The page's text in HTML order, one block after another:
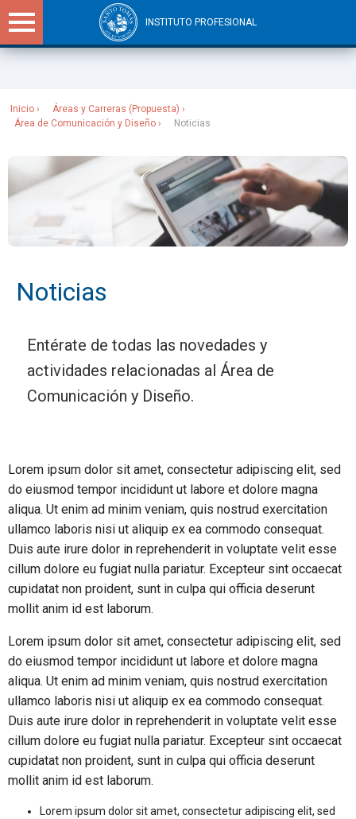
INSTITUTO PROFESIONAL
Inicio
Áreas y Carreras (Propuesta)
Área de Comunicación y Diseño
Noticias
Noticias
Entérate de todas las novedades y
actividades relacionadas al Área de
Comunicación y Diseño.
Lorem ipsum dolor sit amet, consectetur adipiscing elit, sed
do eiusmod tempor incididunt ut labore et dolore magna
aliqua. Ut enim ad minim veniam, quis nostrud exercitation
ullamco laboris nisi ut aliquip ex ea commodo consequat.
Duis aute irure dolor in reprehenderit in voluptate velit esse
cillum dolore eu fugiat nulla pariatur. Excepteur sint occaecat
cupidatat non proident, sunt in culpa qui officia deserunt
mollit anim id est laborum.
Lorem ipsum dolor sit amet, consectetur adipiscing elit, sed
do eiusmod tempor incididunt ut labore et dolore magna
aliqua. Ut enim ad minim veniam, quis nostrud exercitation
ullamco laboris nisi ut aliquip ex ea commodo consequat.
Duis aute irure dolor in reprehenderit in voluptate velit esse
cillum dolore eu fugiat nulla pariatur. Excepteur sint occaecat
cupidatat non proident, sunt in culpa qui officia deserunt
mollit anim id est laborum.
Lorem ipsum dolor sit amet, consectetur adipiscing elit, sed